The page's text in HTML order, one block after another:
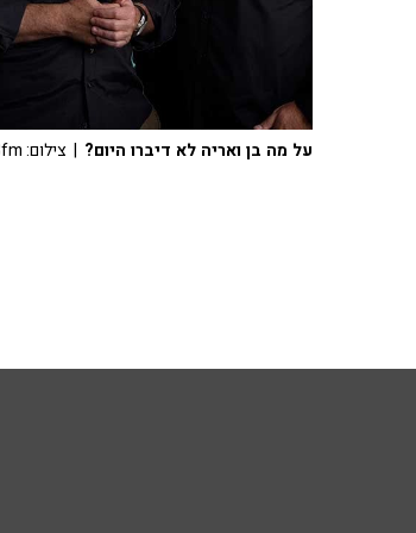
על מה בן ואריה לא דיברו היום? | צילום: 103fm